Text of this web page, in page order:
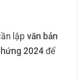
lập văn bản
2024 để